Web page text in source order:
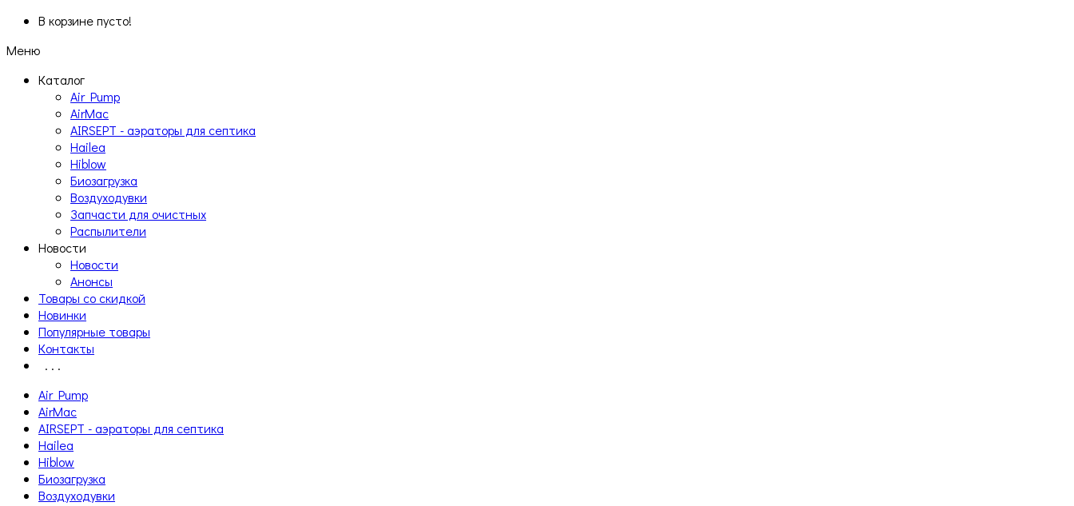
В корзине пусто!
Меню
Каталог
Air Pump
AirMac
AIRSEPT - аэраторы для септика
Hailea
Hiblow
Биозагрузка
Воздуходувки
Запчасти для очистных
Распылители
Новости
Новости
Анонсы
Товары со скидкой
Новинки
Популярные товары
Контакты
. . .
Air Pump
AirMac
AIRSEPT - аэраторы для септика
Hailea
Hiblow
Биозагрузка
Воздуходувки